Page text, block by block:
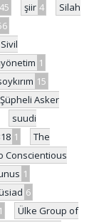
45 şiir 4
Silah
Sivil
1
15
Şüpheli Asker
suudi
1
The
Conscientious
1
6
1
Ülke Group of